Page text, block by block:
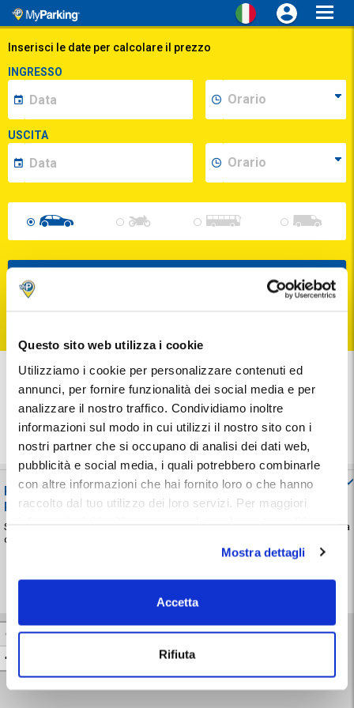
Questo sito web utilizza i cookie
Utilizziamo i cookie per personalizzare contenuti ed
annunci, per fornire funzionalità dei social media e per
analizzare il nostro traffico. Condividiamo inoltre
informazioni sul modo in cui utilizzi il nostro sito con i
nostri partner che si occupano di analisi dei dati web,
pubblicità e social media, i quali potrebbero combinarle
con altre informazioni che hai fornito loro o che hanno
raccolto dal tuo utilizzo dei loro servizi. Per maggiori
Mostra dettagli
Accetta
Rifiuta
Inserisci le date per calcolare il prezzo
INGRESSO
USCITA
...il miglior parcheggio
con ilmassimo risparmio!
Nessun costo aggiuntivo
I migliori prezzi
Posto auto garantito
Prenota il tuo parcheggio alla Stazione di Genova Piazza
Principe
Se cerchi parcheggio vicino alla Stazione di Genova Piazza Principe , ricorda
che prenotare online è la soluzione più comoda e sicura. Ti basteranno
pochi click per scegliere e prenotare il parcheggio custodito adatto alle tue
Parcheggi consigliati a
+
−